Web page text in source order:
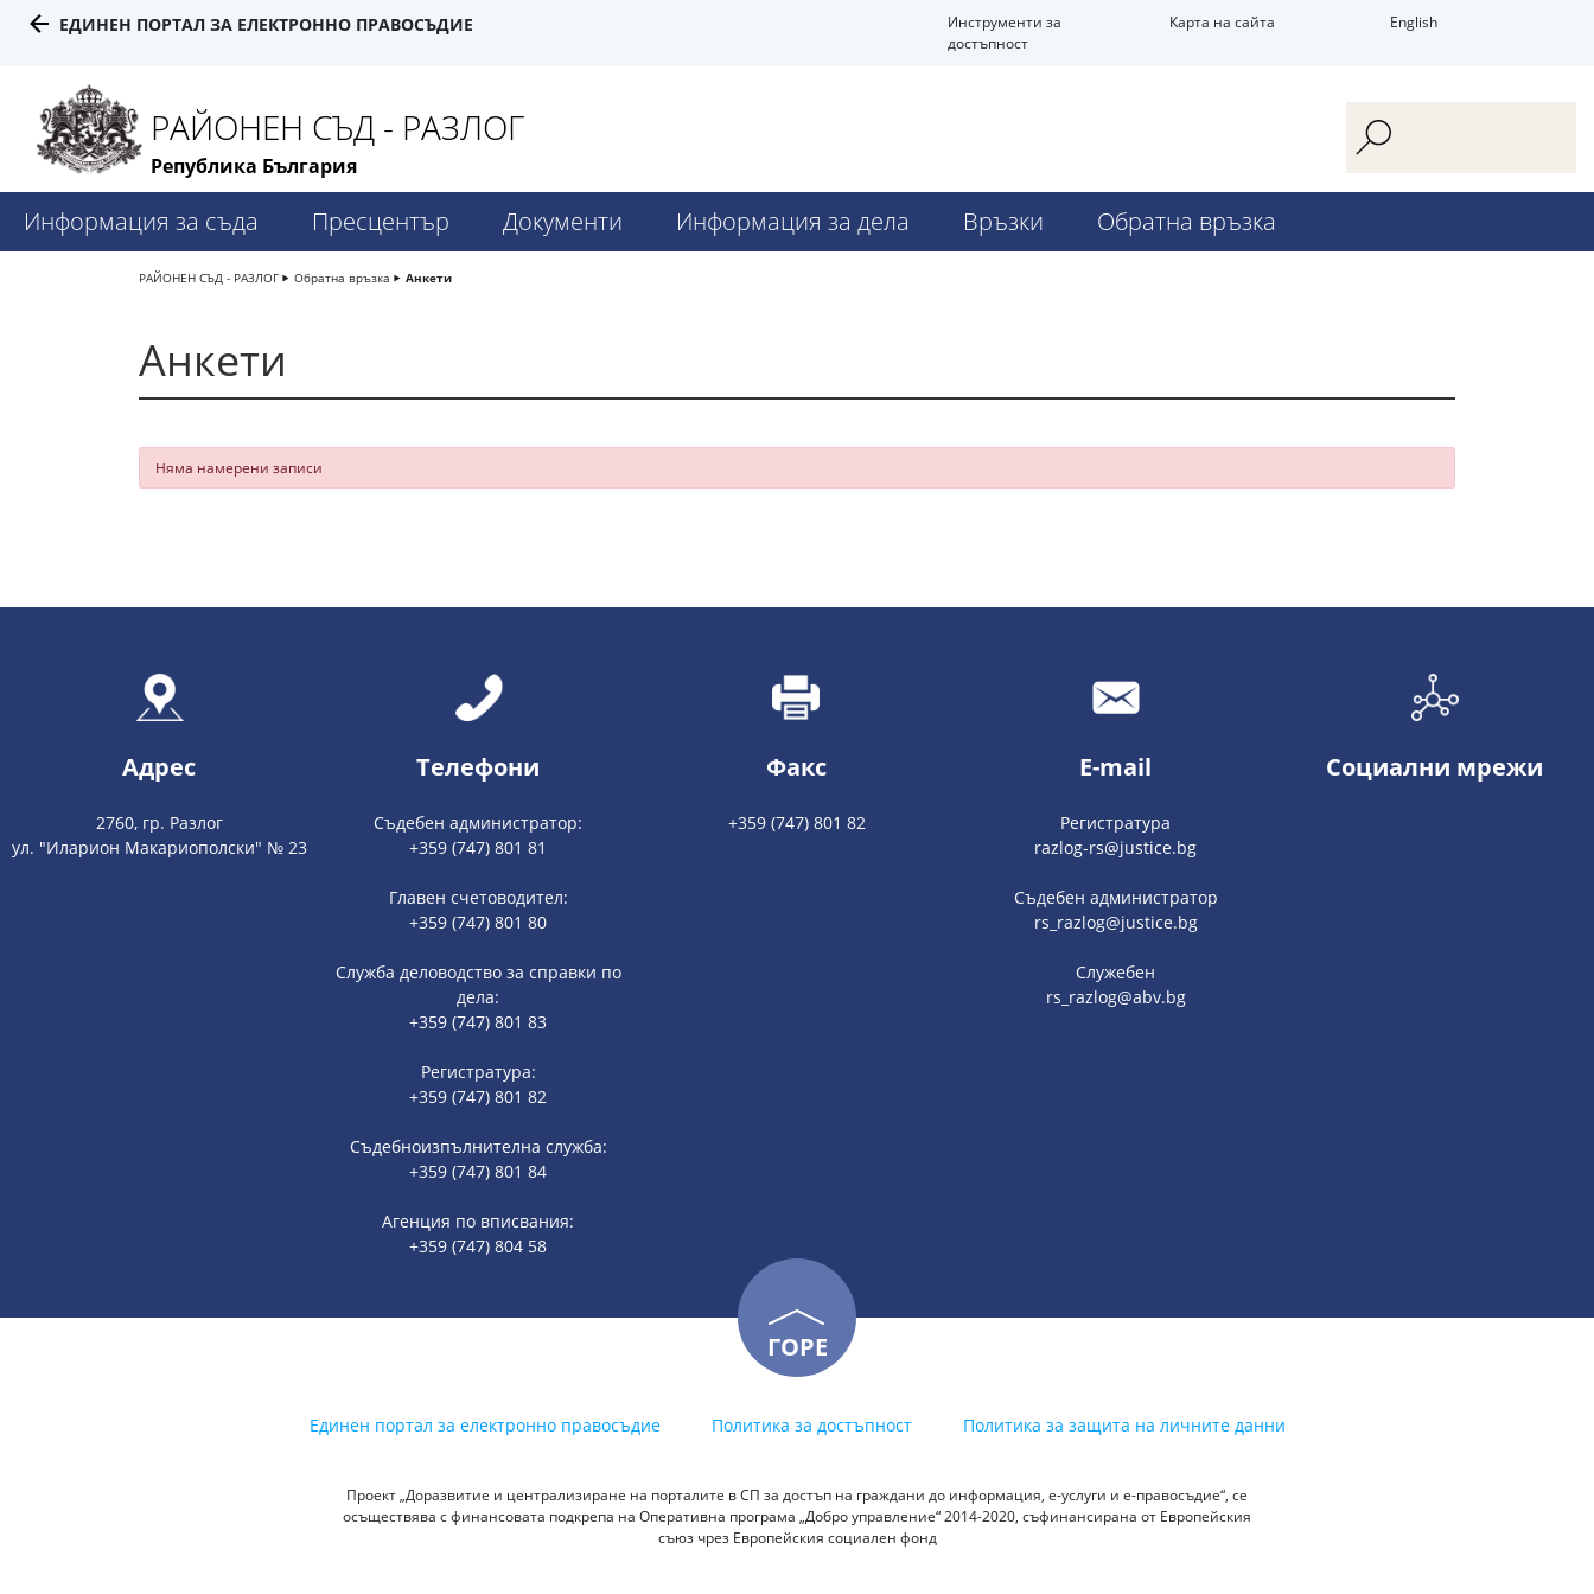
ЕДИНЕН ПОРТАЛ ЗА ЕЛЕКТРОННО ПРАВОСЪДИЕ
Инструменти за
достъпност
Карта на сайта English
РАЙОНЕН СЪД - РАЗЛОГ
Република България
Информация за съда Пресцентър Документи Информация за дела Връзки Обратна връзка
РАЙОНЕН СЪД - РАЗЛОГ Обратна връзка Анкети
Анкети
Няма намерени записи
Адрес
2760, гр. Разлог
ул. "Иларион Макариополски" № 23
Телефони
Съдебен администратор:
+359 (747) 801 81
Главен счетоводител:
+359 (747) 801 80
Служба деловодство за справки по
дела:
+359 (747) 801 83
Регистратура:
+359 (747) 801 82
Съдебноизпълнителна служба:
+359 (747) 801 84
Агенция по вписвания:
+359 (747) 804 58
Факс
+359 (747) 801 82
E-mail
Регистратура
razlog-rs@justice.bg
Съдебен администратор
rs_razlog@justice.bg
Служебен
rs_razlog@abv.bg
Социални мрежи
ГОРЕ
Единен портал за електронно правосъдие Политика за достъпност Политика за защита на личните данни
Проект „Доразвитие и централизиране на порталите в СП за достъп на граждани до информация, е-услуги и е-правосъдие“, се
осъществява с финансовата подкрепа на Оперативна програма „Добро управление“ 2014-2020, съфинансирана от Европейския
съюз чрез Европейския социален фонд